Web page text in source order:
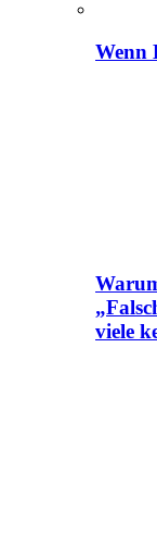
Wenn
viele